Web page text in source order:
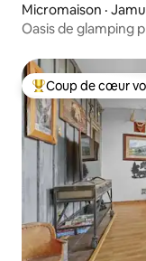
Micromaison · Jamul
Oasis de glamping
Coup de cœur
Coup de cœur